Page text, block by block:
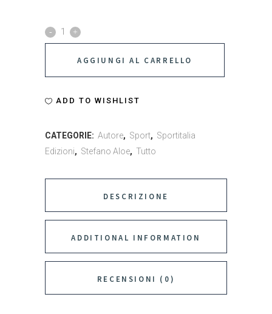
#Storiemondiali.
anni
di
calcio
quantity
AGGIUNGI AL CARRELLO
ADD TO WISHLIST
CATEGORIE: Autore, Sport, Sportitalia
Edizioni, Stefano Aloe, Tutto
DESCRIZIONE
ADDITIONAL INFORMATION
RECENSIONI (0)